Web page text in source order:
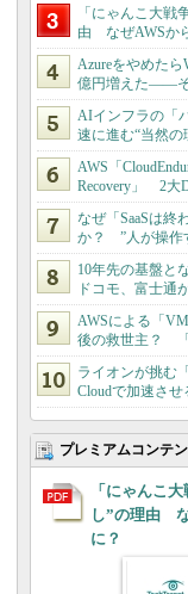
「にゃんこ大戦
由 なぜAWSか
Azureをやめた
億円増えた――
AIインフラの「
速に進む“当然の
AWS「
Recovery」 2大
なぜ「SaaSは終
か？ ”人が操作
10年先の基盤と
ドコモ、富士通
AWSによる「
後の救世主？ 「
ライオンが挑む
Cloudで加速さ
プレミアムコンテ
「にゃんこ
し”の理由
に？